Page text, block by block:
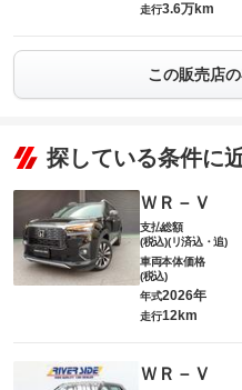
走行3.6万km
この販売店
探している条件に
ＷＲ－Ｖ
支払総額
(税込)(リ済込・追)
車両本体価格
(税込)
年式2026年
走行12km
ＷＲ－Ｖ